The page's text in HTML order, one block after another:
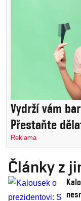
Vydrží vám
Přestaňte
Reklama
Články z